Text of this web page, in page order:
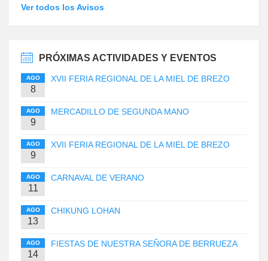
Ver todos los Avisos
PRÓXIMAS ACTIVIDADES Y EVENTOS
AGO
8
XVII FERIA REGIONAL DE LA MIEL DE BREZO
AGO
9
MERCADILLO DE SEGUNDA MANO
AGO
9
XVII FERIA REGIONAL DE LA MIEL DE BREZO
AGO
11
CARNAVAL DE VERANO
AGO
13
CHIKUNG LOHAN
AGO
14
FIESTAS DE NUESTRA SEÑORA DE BERRUEZA